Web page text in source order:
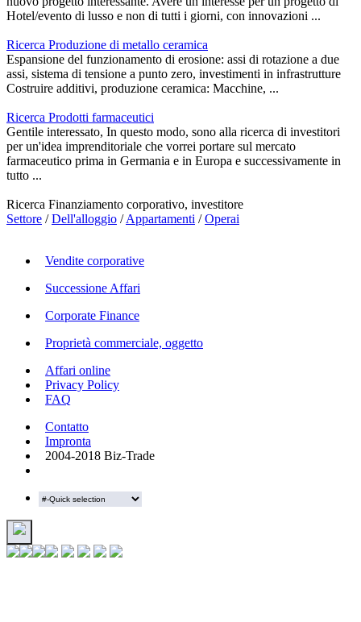
Hotel/evento di lusso e non di tutti i giorni, con innovazioni ...
Ricerca Produzione di metallo ceramica
Espansione del funzionamento di erosione: assi di rotazione a due
assi, sistema di tensione a punto zero, investimenti in infrastrutture
Costruire additivi, produzione ceramica: Macchine, ...
Ricerca Prodotti farmaceutici
Gentile interessato, In questo modo, sono alla ricerca di investitori
per un'idea imprenditoriale che vorrei portare sul mercato
farmaceutico prima in Germania e in Europa e successivamente in
tutto ...
Ricerca Finanziamento corporativo, investitore
Settore /Dell'alloggio /Appartamenti /Operai
Vendite corporative
Successione Affari
Corporate Finance
Proprietà commerciale, oggetto
Affari online
Privacy Policy
FAQ
Contatto
Impronta
2004-2018 Biz-Trade